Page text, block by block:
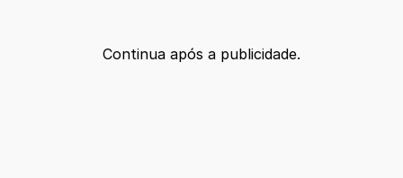
Continua após a publicidade.